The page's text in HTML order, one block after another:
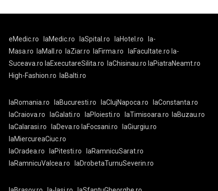
eMedic.ro laMedic.ro laSpital.ro laHotel.ro
la-
Masa.ro
laMall.ro laZiar.ro laFirma.ro laFacultate.ro la-
Suceava.ro laExecutareSilita.ro laChisinau.ro laPiatraNeamt.ro
High-Fashion.ro
laBalti.ro
laRomania.ro laBucuresti.ro laClujNapoca.ro
laConstanta.ro
laCraiova.ro
laGalati.ro laPloiesti.ro laTimisoara.ro
laBuzau.ro
laCalarasi.ro
laDeva.ro laFocsani.ro
laGiurgiu.ro
laMiercureaCiuc.ro
laOradea.ro
laPitesti.ro
laRamnicuSarat.ro
laRamnicuValcea.ro
laDrobetaTurnuSeverin.ro